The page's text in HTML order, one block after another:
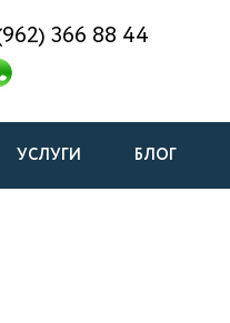
366 88 44
УСЛУГИ БЛОГ